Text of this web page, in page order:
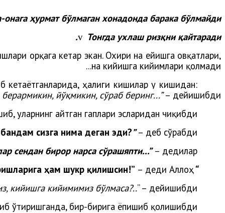
онага ҳурмат бўлмаган хонадонда барака бўлмайди.
v Тонгда ухлаш ризқни қайтаради.
орқага кетар экан. Охири на ейишга овқатлари,
на кийишга кийимлари қолмади...
кетаётганларида, ҳалиги кишилар у кишидан:
йўқмикин, сўраб беринг...”– дейишибди.
уларнинг айтган гаплари эсларидан чиқибди.
сизга нима деган эди?”– деб сўрабди.
сендан бирор нарса сўрашяпти...” – дедилар.
“
ҳам шукр қилишсин!” – деди Аллоҳ.
кийишга кийимимиз бўлмаса?..” – дейишибди.
ўтиришганда, бир-бирига ёпишиб қолишибди...